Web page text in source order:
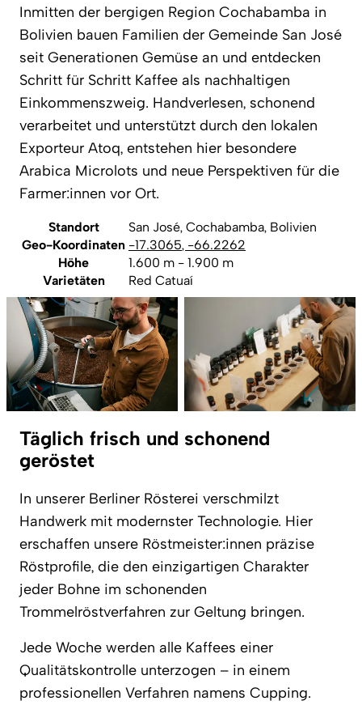
Inmitten der bergigen Region Cochabamba in
Bolivien bauen Familien der Gemeinde San José
seit Generationen Gemüse an und entdecken
Schritt für Schritt Kaffee als nachhaltigen
Einkommenszweig. Handverlesen, schonend
verarbeitet und unterstützt durch den lokalen
Exporteur Atoq, entstehen hier besondere
Arabica Microlots und neue Perspektiven für die
Farmer:innen vor Ort.
Standort
San José, Cochabamba, Bolivien
Geo-Koordinaten -17.3065, -66.2262
Höhe
1.600 m - 1.900 m
Varietäten
Red Catuaí
Täglich frisch und schonend
geröstet
In unserer Berliner Rösterei verschmilzt
Handwerk mit modernster Technologie. Hier
erschaffen unsere Röstmeister:innen präzise
Röstprofile, die den einzigartigen Charakter
jeder Bohne im schonenden
Trommelröstverfahren zur Geltung bringen.
Jede Woche werden alle Kaffees einer
Qualitätskontrolle unterzogen – in einem
professionellen Verfahren namens Cupping.